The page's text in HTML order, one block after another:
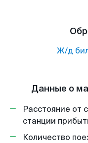
Ж/д
Данные о
Расстояние от
станции
Количество